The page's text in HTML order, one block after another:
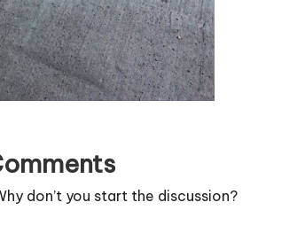
don’t you start the discussion?